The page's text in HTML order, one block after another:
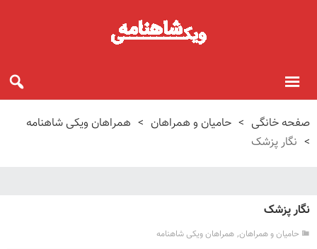
صفحه خانگی > حامیان و همراهان > همراهان ویکی شاهنامه
> نگار پزشک
نگار پزشک
حامیان و همراهان, همراهان ویکی شاهنامه